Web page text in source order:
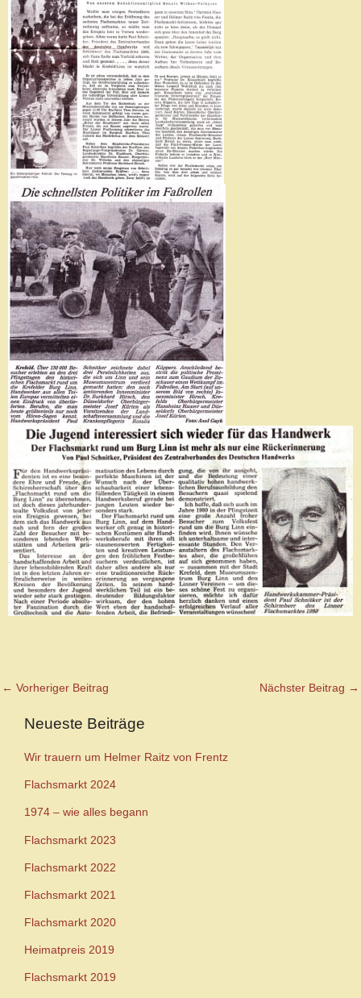
← Vorheriger Beitrag Nächster Beitrag →
Neueste Beiträge
Wir trauern um Helmer Raitz von Frentz
Flachsmarkt 2024
1974 – wie alles begann
Flachsmarkt 2023
Flachsmarkt 2022
Flachsmarkt 2021
Flachsmarkt 2020
Heimatpreis 2019
Flachsmarkt 2019